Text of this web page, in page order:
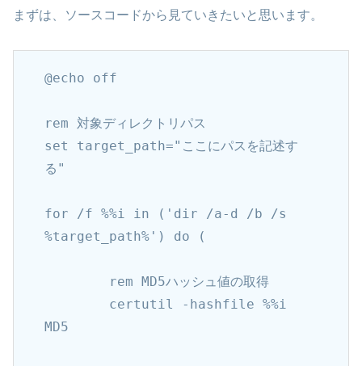
まずは、ソースコードから見ていきたいと思います。
@echo off
rem 対象ディレクトリパス
set target_path="ここにパスを記述す
る"
for /f %%i in ('dir /a-d /b /s
%target_path%') do (
MD5